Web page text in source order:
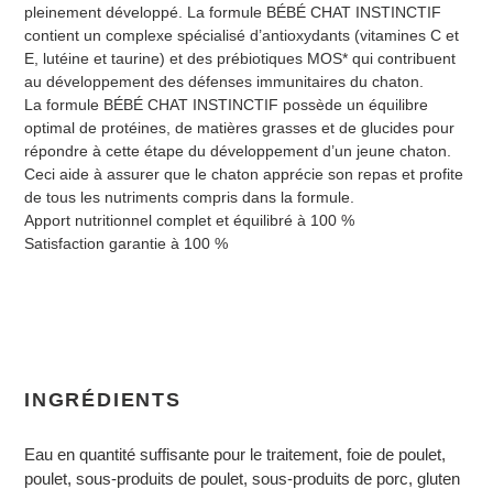
pleinement développé. La formule BÉBÉ CHAT INSTINCTIF
contient un complexe spécialisé d’antioxydants (vitamines C et
E, lutéine et taurine) et des prébiotiques MOS* qui contribuent
au développement des défenses immunitaires du chaton.
La formule BÉBÉ CHAT INSTINCTIF possède un équilibre
optimal de protéines, de matières grasses et de glucides pour
répondre à cette étape du développement d’un jeune chaton.
Ceci aide à assurer que le chaton apprécie son repas et profite
de tous les nutriments compris dans la formule.
Apport nutritionnel complet et équilibré à 100 %
Satisfaction garantie à 100 %
INGRÉDIENTS
Eau en quantité suffisante pour le traitement, foie de poulet,
poulet, sous-produits de poulet, sous-produits de porc, gluten